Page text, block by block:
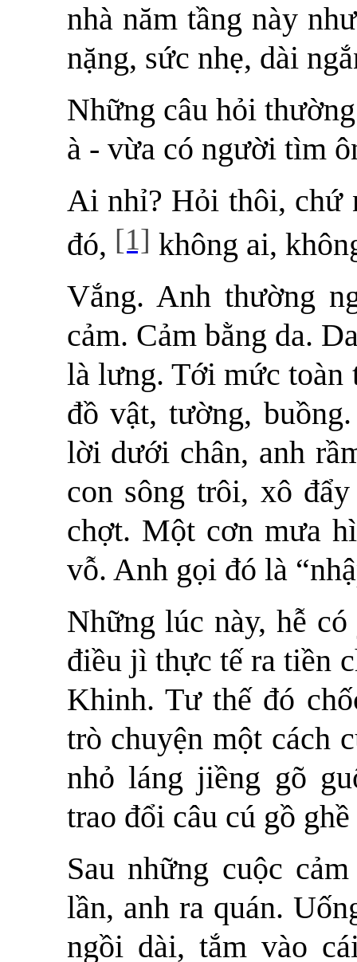
nhà năm tầng này
nặng, sức nhẹ, dài
Những câu hỏi
à - vừa có người tìm
Ai nhỉ? Hỏi thôi, chứ
đó, [1] không ai,
Vắng. Anh thường
cảm. Cảm bằng da.
là lưng. Tới mức toàn
đồ vật, tường,
lời dưới chân, anh
con sông trôi, xô
chợt. Một cơn mưa
vỗ. Anh gọi đó là
Những lúc này, hễ
điều jì thực tế ra tiền
Khinh. Tư thế đó
trò chuyện một cách
nhỏ láng jiềng gõ
trao đổi câu cú gồ
Sau những cuộc
lần, anh ra quán.
ngồi dài, tắm vào